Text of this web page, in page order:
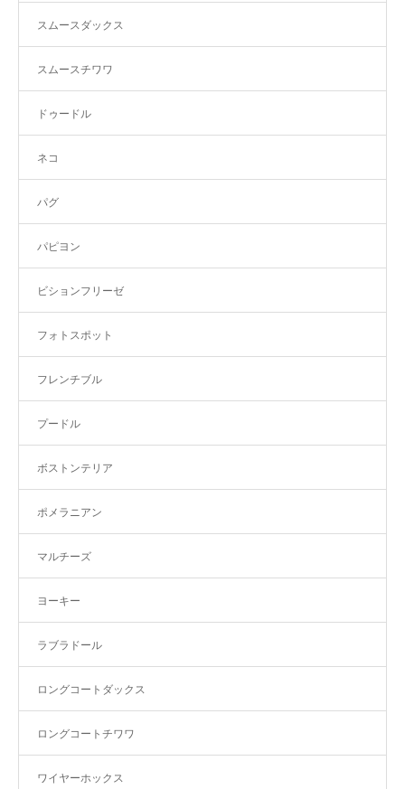
スムースダックス
スムースチワワ
ドゥードル
ネコ
パグ
パピヨン
ビションフリーゼ
フォトスポット
フレンチブル
プードル
ボストンテリア
ポメラニアン
マルチーズ
ヨーキー
ラブラドール
ロングコートダックス
ロングコートチワワ
ワイヤーホックス